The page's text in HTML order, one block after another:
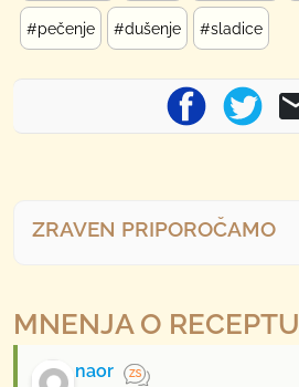
#pečenje #dušenje #sladice
ZRAVEN PRIPOROČAMO
MNENJA O RECEPTU
naor